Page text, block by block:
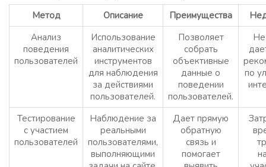
Метод Описание Преимущества
Анализ
поведения
пользователей
Использование
аналитических
инструментов
для наблюдения
за действиями
пользователей.
Позволяет
собрать
объективные
данные о
поведении
пользователей.
Не
по
Тестирование
с участием
пользователей
Наблюдение за
реальными
пользователями,
выполняющими
Дает прямую
обратную
связь и
помогает